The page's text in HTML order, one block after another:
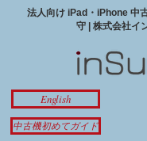
法人向け iPad・iPhone 中
守 | 株式会社イ
English
中古機初めてガイド